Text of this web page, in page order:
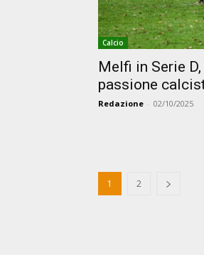
Calcio
Melfi in Serie
passione
Redazione - 02/10/2025
1 2